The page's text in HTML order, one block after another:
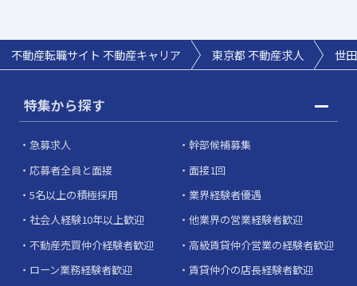
不動産転職サイト 不動産キャリア 東京都 不動産求人 世
特集から探す
急募求人
幹部候補募集
応募者全員と面接
面接1回
5名以上の積極採用
業界経験者優遇
社会人経験10年以上歓迎
他業界の営業経験者歓迎
不動産売買仲介経験者歓迎
高級賃貸仲介営業の経験者歓迎
ローン業務経験者歓迎
賃貸仲介の店長経験者歓迎